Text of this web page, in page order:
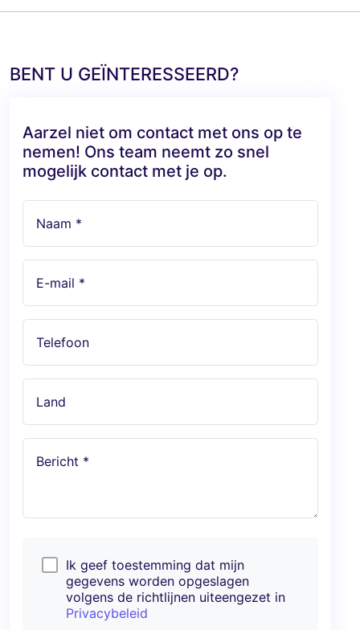
BENT U GEÏNTERESSEERD?
Aarzel niet om contact met ons op te
nemen! Ons team neemt zo snel
mogelijk contact met je op.
Naam *
E-mail *
Telefoon
Land
Bericht *
Ik geef toestemming dat mijn
gegevens worden opgeslagen
volgens de richtlijnen uiteengezet in
Privacybeleid